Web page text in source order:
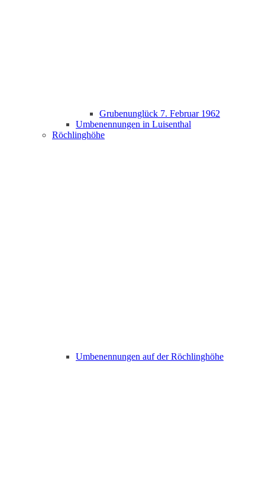
Grubenunglück 7. Februar 1962
Umbenennungen in Luisenthal
Röchlinghöhe
Umbenennungen auf der Röchlinghöhe